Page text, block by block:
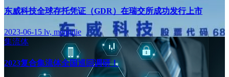
东威科技全球存托凭证（GDR）在瑞交所成功发行上市
2023-06-15 lv, mengdie
集流体
2023复合集流体全国巡回调研！